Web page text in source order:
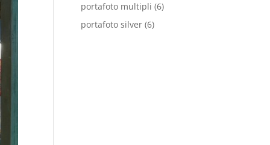
portafoto multipli (6)
portafoto silver (6)